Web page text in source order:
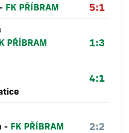
- FK PŘÍBRAM 5:1
PŘÍBRAM 1:3
4:1
- FK PŘÍBRAM 2:2